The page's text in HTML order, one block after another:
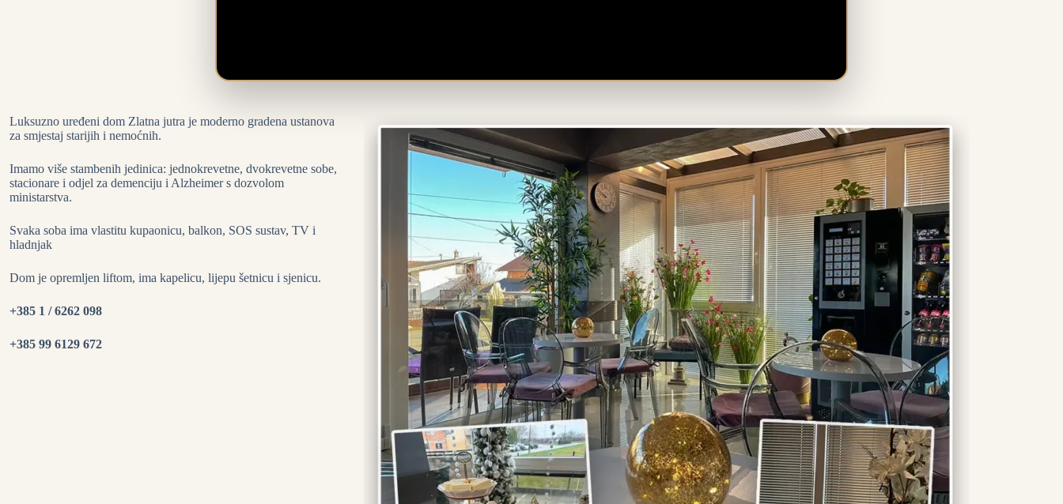
Luksuzno uređeni dom Zlatna jutra je moderno gradena ustanova
za smjestaj starijih i nemoćnih.
Imamo više stambenih jedinica: jednokrevetne, dvokrevetne sobe,
stacionare i odjel za demenciju i Alzheimer s dozvolom
ministarstva.
Svaka soba ima vlastitu kupaonicu, balkon, SOS sustav, TV i
hladnjak
Dom je opremljen liftom, ima kapelicu, lijepu šetnicu i sjenicu.
+385 1 / 6262 098
+385 99 6129 672